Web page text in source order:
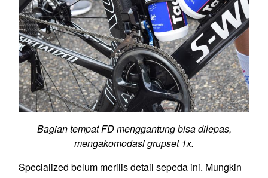
Bagian tempat FD menggantung bisa dilepas,
mengakomodasi grupset 1x.
Specialized belum merilis detail sepeda ini. Mungkin